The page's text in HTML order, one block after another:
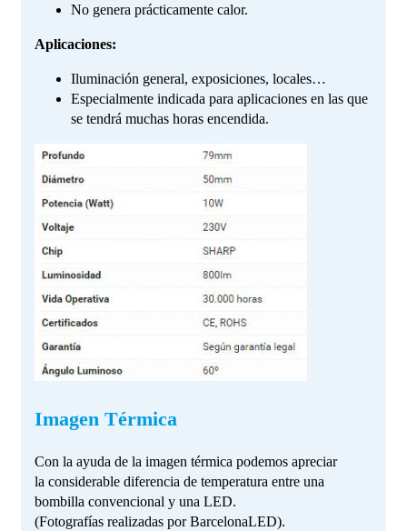
No genera prácticamente calor.
Aplicaciones:
Iluminación general, exposiciones, locales…
Especialmente indicada para aplicaciones en las que
se tendrá muchas horas encendida.
Imagen Térmica
Con la ayuda de la imagen térmica podemos apreciar
la considerable diferencia de temperatura entre una
bombilla convencional y una LED.
(Fotografías realizadas por BarcelonaLED).